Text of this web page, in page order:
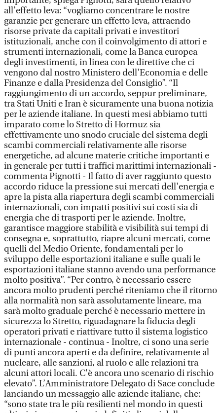
all’effetto leva: “vogliamo concentrare le nostre
garanzie per generare un effetto leva, attraendo
risorse private da capitali privati e investitori
istituzionali, anche con il coinvolgimento di attori e
strumenti internazionali, come la Banca europea
degli investimenti, in linea con le direttive che ci
vengono dal nostro Ministero dell'Economia e delle
Finanze e dalla Presidenza del Consiglio”. “Il
raggiungimento di un accordo, seppur preliminare,
tra Stati Uniti e Iran è sicuramente una buona notizia
per le aziende italiane. In questi mesi abbiamo tutti
imparato come lo Stretto di Hormuz sia
effettivamente uno snodo cruciale del sistema degli
scambi commerciali relativamente alle risorse
energetiche, ad alcune materie critiche importanti e
in generale per tutti i traffici marittimi internazionali -
commenta Pignotti - Il fatto di aver raggiunto questo
accordo riduce la pressione sui mercati dell'energia e
apre la pista alla riapertura degli scambi commerciali
internazionali, con impatti positivi sui costi sia di
energia che di trasporti per le aziende. Inoltre,
garantisce maggiore stabilità e visibilità sui tempi di
consegna e, soprattutto, riapre alcuni mercati, come
quelli del Medio Oriente, fondamentali per lo
sviluppo delle esportazioni italiane e sulle quali le
esportazioni italiane stanno avendo una performance
molto positiva”. “Per contro, è necessario essere
ancora molto prudenti perché riteniamo che il ritorno
alla normalità non sarà assolutamente lineare, ma
sarà molto graduale perché è necessario mettere in
sicurezza lo Stretto, riguadagnare la fiducia degli
operatori privati e riattivare tutto il sistema logistico
internazionale - continua - Inoltre, ci sono una serie
di punti ancora aperti e da definire, relativamente al
nucleare, alle sanzioni, al ruolo e alle relazioni tra
alcuni attori locali. C'è ancora uno scenario di rischio
elevato”. L’Amministratore Delegato di Sace conclude
lanciando un messaggio alle aziende italiane, che:
“sono state tra le più resilienti nel mondo in questi